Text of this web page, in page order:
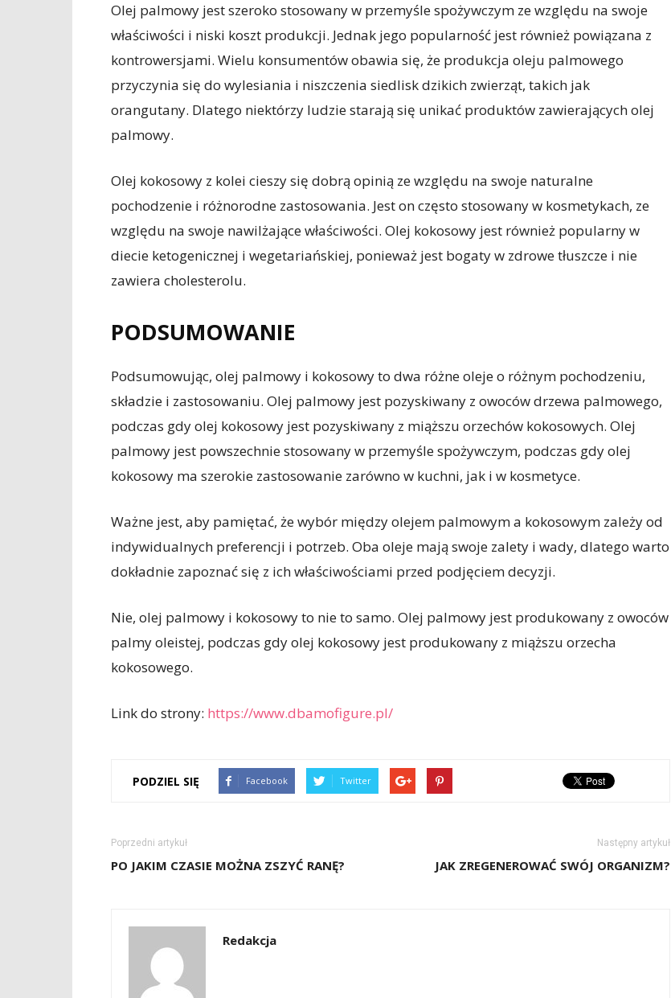
Olej palmowy jest szeroko stosowany w przemyśle spożywczym ze względu na swoje
właściwości i niski koszt produkcji. Jednak jego popularność jest również powiązana z
kontrowersjami. Wielu konsumentów obawia się, że produkcja oleju palmowego
przyczynia się do wylesiania i niszczenia siedlisk dzikich zwierząt, takich jak
orangutany. Dlatego niektórzy ludzie starają się unikać produktów zawierających olej
palmowy.
Olej kokosowy z kolei cieszy się dobrą opinią ze względu na swoje naturalne
pochodzenie i różnorodne zastosowania. Jest on często stosowany w kosmetykach, ze
względu na swoje nawilżające właściwości. Olej kokosowy jest również popularny w
diecie ketogenicznej i wegetariańskiej, ponieważ jest bogaty w zdrowe tłuszcze i nie
zawiera cholesterolu.
PODSUMOWANIE
Podsumowując, olej palmowy i kokosowy to dwa różne oleje o różnym pochodzeniu,
składzie i zastosowaniu. Olej palmowy jest pozyskiwany z owoców drzewa palmowego,
podczas gdy olej kokosowy jest pozyskiwany z miąższu orzechów kokosowych. Olej
palmowy jest powszechnie stosowany w przemyśle spożywczym, podczas gdy olej
kokosowy ma szerokie zastosowanie zarówno w kuchni, jak i w kosmetyce.
Ważne jest, aby pamiętać, że wybór między olejem palmowym a kokosowym zależy od
indywidualnych preferencji i potrzeb. Oba oleje mają swoje zalety i wady, dlatego warto
dokładnie zapoznać się z ich właściwościami przed podjęciem decyzji.
Nie, olej palmowy i kokosowy to nie to samo. Olej palmowy jest produkowany z owoców
palmy oleistej, podczas gdy olej kokosowy jest produkowany z miąższu orzecha
kokosowego.
Link do strony: https://www.dbamofigure.pl/
PODZIEL SIĘ Facebook Twitter
Poprzedni artykuł
PO JAKIM CZASIE MOŻNA ZSZYĆ RANĘ?
Następny artykuł
JAK ZREGENEROWAĆ SWÓJ ORGANIZM?
Redakcja